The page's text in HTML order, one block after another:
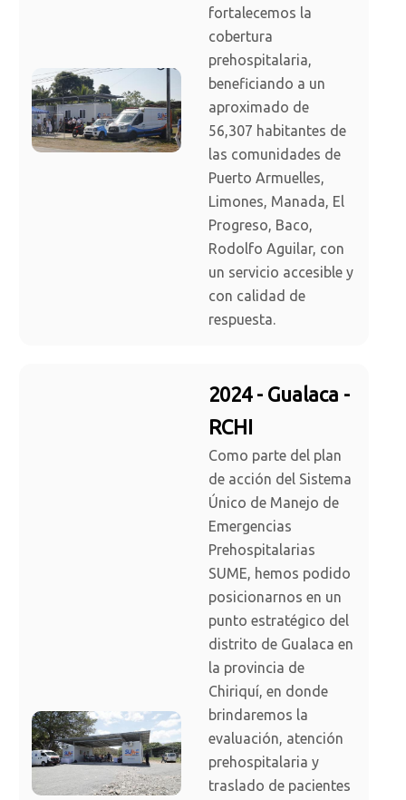
fortalecemos la
cobertura
prehospitalaria,
beneficiando a un
aproximado de
56,307 habitantes de
las comunidades de
Puerto Armuelles,
Limones, Manada, El
Progreso, Baco,
Rodolfo Aguilar, con
un servicio accesible y
con calidad de
respuesta.
2024 - Gualaca -
RCHI
Como parte del plan
de acción del Sistema
Único de Manejo de
Emergencias
Prehospitalarias
SUME, hemos podido
posicionarnos en un
punto estratégico del
distrito de Gualaca en
la provincia de
Chiriquí, en donde
brindaremos la
evaluación, atención
prehospitalaria y
traslado de pacientes